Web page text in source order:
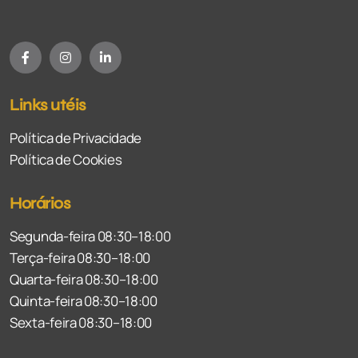
Links utéis
Política de Privacidade
Política de Cookies
Horários
Segunda-feira 08:30–18:00
Terça-feira 08:30–18:00
Quarta-feira 08:30–18:00
Quinta-feira 08:30–18:00
Sexta-feira 08:30–18:00